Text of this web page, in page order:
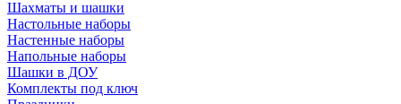
Шахматы и шашки
Настольные наборы
Настенные наборы
Напольные наборы
Шашки в ДОУ
Комплекты под ключ